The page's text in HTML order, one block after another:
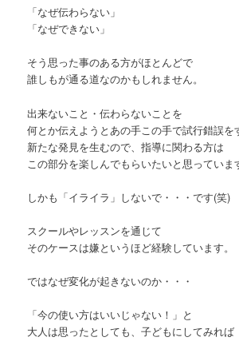
「なぜ伝わらない」
「なぜできない」
そう思った事のある方がほとんどで
誰しもが通る道なのかもしれません。
出来ないこと・伝わらないことを
何とか伝えようとあの手この手で試行錯誤を
新たな発見を生むので、指導に関わる方は
この部分を楽しんでもらいたいと思っていま
しかも「イライラ」しないで・・・です(笑)
スクールやレッスンを通じて
そのケースは嫌というほど経験しています。
ではなぜ変化が起きないのか・・・
「今の使い方はいいじゃない！」と
大人は思ったとしても、子どもにしてみれば